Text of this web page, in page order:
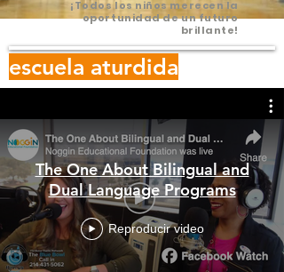
¡Todos los niños merecen la
oportunidad de un futuro
brillante!
escuela aturdida
The One About Bilingual and
Dual Language Programs
Reproducir video